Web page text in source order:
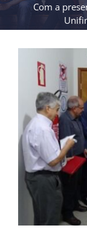
Com a
Larger
Image